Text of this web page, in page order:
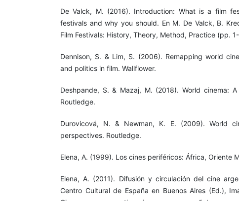
De Valck, M. (2016). Introduction: What is a film
festivals and why you should. En M. De Valck, B.
Film Festivals: History, Theory, Method, Practice (pp.
Dennison, S. & Lim, S. (2006). Remapping world
and politics in film. Wallflower.
Deshpande, S. & Mazaj, M. (2018). World cinema:
Routledge.
Durovicová, N. & Newman, K. E. (2009). World
perspectives. Routledge.
Elena, A. (1999). Los cines periféricos: África, Oriente
Elena, A. (2011). Difusión y circulación del cine
Centro Cultural de España en Buenos Aires (Ed.),